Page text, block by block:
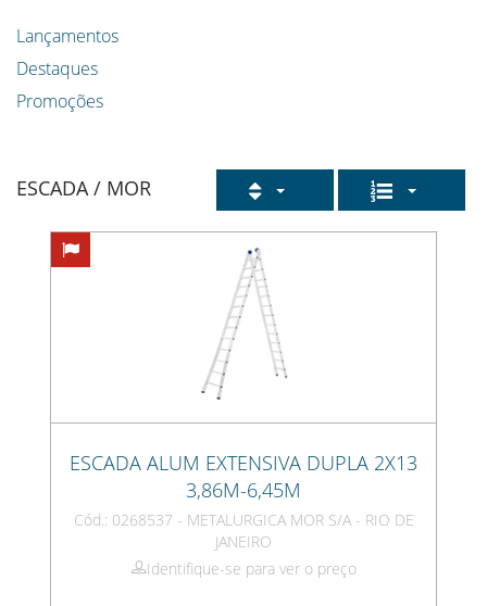
Lançamentos
Destaques
Promoções
ESCADA / MOR
ESCADA ALUM EXTENSIVA DUPLA 2X13
3,86M-6,45M
Cód.: 0268537 - METALURGICA MOR S/A - RIO DE
JANEIRO
Identifique-se para ver o preço